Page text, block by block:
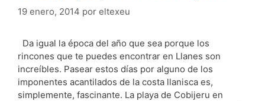
19 enero, 2014 por eltexeu
Da igual la época del año que sea porque los
rincones que te puedes encontrar en Llanes son
increíbles. Pasear estos días por alguno de los
imponentes acantilados de la costa llanisca es,
simplemente, fascinante. La playa de Cobijeru en